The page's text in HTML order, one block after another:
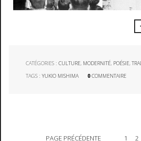
CATÉGORIES :CULTURE, MODERNITÉ, POÉSIE,
TAGS :YUKIO MISHIMA 0 COMMENTAIRE
PAGE PRÉCÉDENTE 1 2